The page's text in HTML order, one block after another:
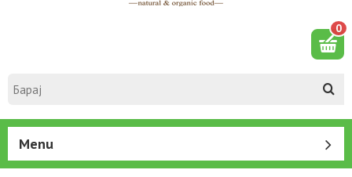
0
Menu